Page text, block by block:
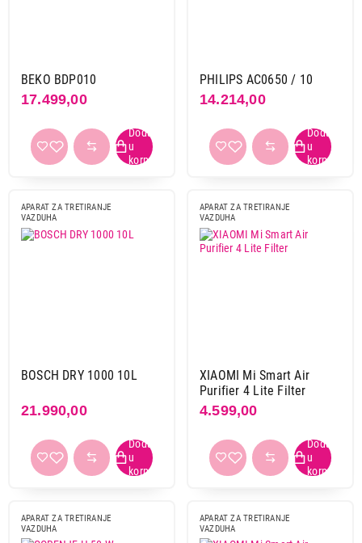
BEKO BDP010
17.499,00
PHILIPS AC0650 / 10
14.214,00
APARAT ZA TRETIRANJE
VAZDUHA
BOSCH DRY 1000 10L
21.990,00
APARAT ZA TRETIRANJE
VAZDUHA
XIAOMI Mi Smart Air
Purifier 4 Lite Filter
4.599,00
APARAT ZA TRETIRANJE
VAZDUHA
APARAT ZA TRETIRANJE
VAZDUHA